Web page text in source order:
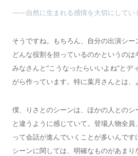
――自然に生まれる感情を大切にしてい
そうですね。もちろん、自分の出演シ
どんな役割を担っているのかというの
みなさんと“こうなったらいいよね”とデ
がら作っています。特に葉月さんとは、
僕、りさとのシーンは、ほかの人とのシ
と違うように感じていて。登場人物全
って会話が進んでいくことが多いんで
シーンに関しては、明確なものがあま